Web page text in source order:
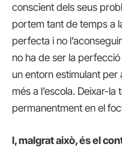
conscient dels seus
portem tant de temps a
perfecta i no
no ha de ser la
un entorn estimulant per
més a l’escola. Deixar-la
permanentment en el
I, malgrat això, és el